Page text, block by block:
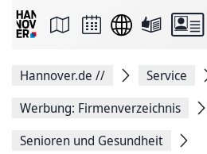
Seite
Facebook
teilen
Seitenlink
Hannover.de //
Service
Werbung: Firmenverzeichnis
Senioren und Gesundheit